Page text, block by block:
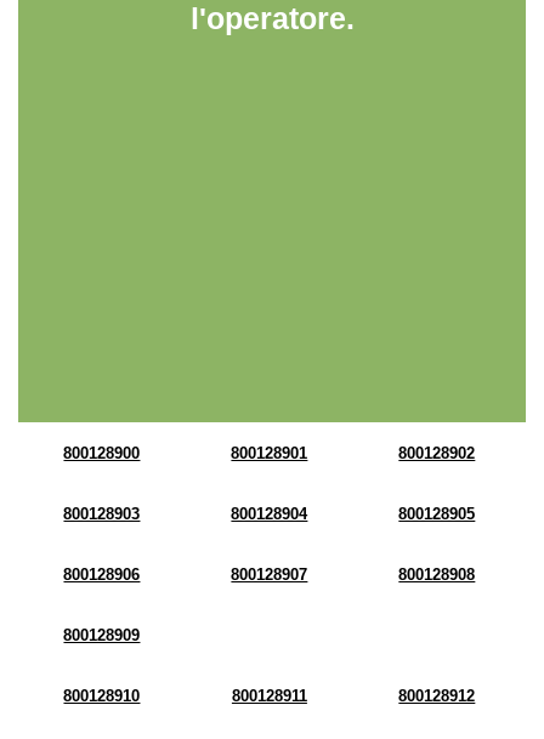
l'operatore.
800128900 800128901 800128902
800128903 800128904 800128905
800128906 800128907 800128908
800128909
800128910 800128911 800128912